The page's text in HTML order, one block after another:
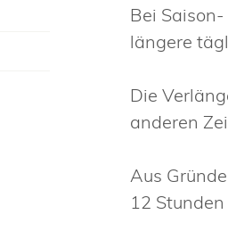
Bei
längere
Die
anderen
Aus
12